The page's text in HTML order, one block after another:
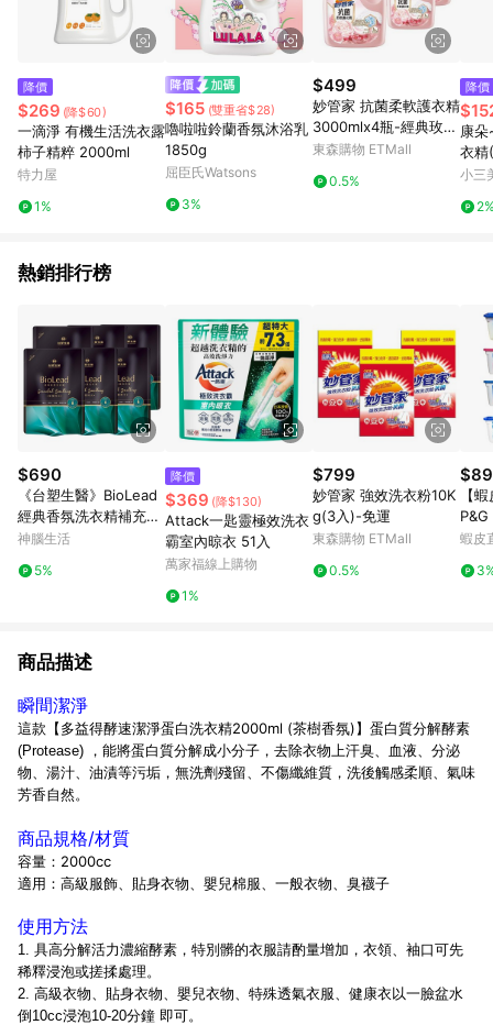
降價
$269 (降$60)
一滴淨 有機生活洗衣露
柿子精粹 2000ml
特力屋
1%
$165 (雙重省$28)
嚕啦啦鈴蘭香氛沐浴乳
1850g
屈臣氏Watsons
3%
$499
妙管家 抗菌柔軟護衣精
3000mlx4瓶-經典玫瑰
香
東森購物 ETMall
0.5%
降價
康朵
衣精
小三
熱銷排行榜
$690
《台塑生醫》BioLead
經典香氛洗衣精補充包
璀璨時光1.8kg(6包入)
神腦生活
5%
降價
$369 (降$130)
Attack一匙靈極效洗衣
霸室內晾衣 51入
萬家福線上購物
1%
$799
妙管家 強效洗衣粉10K
g(3入)-免運
東森購物 ETMall
0.5%
$89
【
Bold
蝦皮
商品描述
瞬間潔淨
這款【多益得酵速潔淨蛋白洗衣精2000ml (茶樹香氛)】 蛋白質分解酵素
(Protease) ， 能將蛋白質分解成小分子，去除衣物上汗臭、血液、分泌
物、湯汁、油漬等污垢，無洗劑殘留、不傷纖維質，洗後觸感柔順、氣味
芳香自然。
商品規格/材質
容量：2000cc
適用： 高級服飾、貼身衣物、嬰兒棉服、一般衣物、臭襪子
使用方法
1. 具高分解活力濃縮酵素，特別髒的衣服請酌量增加，衣領、袖口可先
稀釋浸泡或搓揉處理。
2. 高級衣物、貼身衣物、嬰兒衣物、特殊透氣衣服、健康衣以一臉盆水
倒10cc浸泡10-20分鐘 即可。